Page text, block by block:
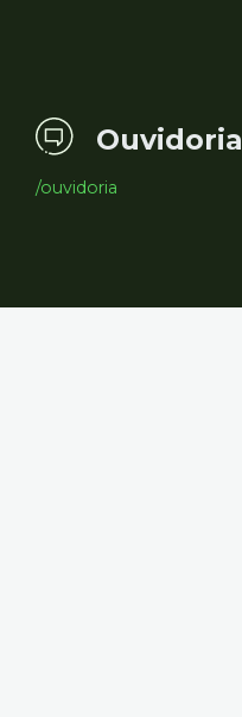
Ouvidoria
/ouvidoria